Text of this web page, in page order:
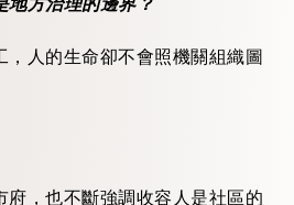
，人的生命卻不會照機關組織圖
府，也不斷強調收容人是社區的